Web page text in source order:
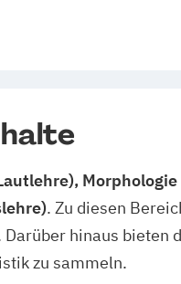
. Zu diesen
hinaus bieten
zu sammeln.